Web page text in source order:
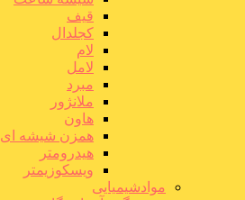
قیف
کجلدال
لام
لامل
مبرد
ملانژور
هاون
همزن شیشه ای
هیدرومتر
ویسکوزیمتر
موادشیمیایی